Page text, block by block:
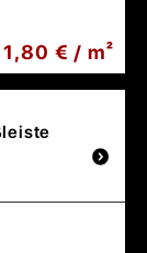
1,80 € / m²